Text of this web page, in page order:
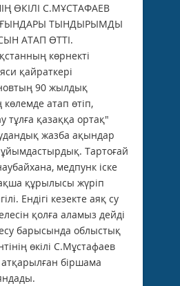
ӨКІЛІ С.МҰСТАФАЕВ
ТЫНДЫРЫМДЫ
АТАП ӨТТІ.
көрнекті
қайраткері
90 жылдық
атап өтіп,
тұлға қазаққа ортақ"
жазба ақындар
Тартоғай
медпунк іске
құрылысы жүріп
Ендігі кезекте аяқ су
қолға аламыз дейді
барысында облыстық
өкілі С.Мұстафаев
біршама